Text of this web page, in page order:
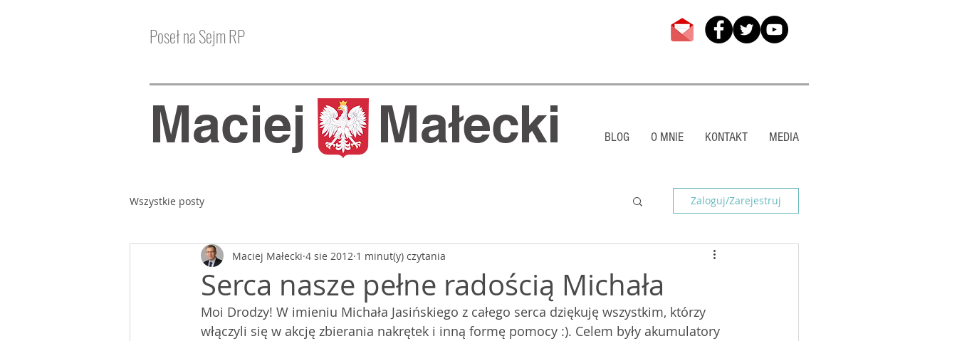
Maciej Małecki
Poseł na Sejm RP
BLOG O MNIE KONTAKT MEDIA
Wszystkie posty Zaloguj/Zarejestruj
Serca nasze pełne radością Michała
Maciej Małecki 4 sie 2012 1 minut(y) czytania
Moi Drodzy! W imieniu Michała Jasińskiego z całego serca dziękuję wszystkim, którzy
włączyli się w akcję zbierania nakrętek i inną formę pomocy :). Celem były akumulatory